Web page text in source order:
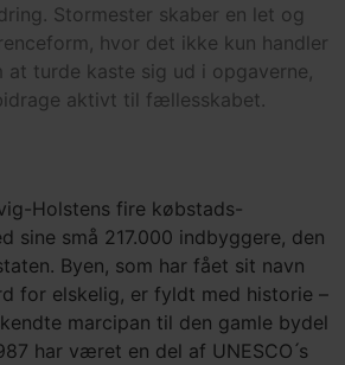
Stormester skaber en let og
hvor det ikke kun handler
at turde kaste sig ud i opgaverne,
aktivt til fællesskabet.
Holstens fire købstads-
sine små 217.000 indbyggere, den
Byen, som har fået sit navn
for elskelig, er fyldt med historie –
marcipan til den gamle bydel
har været en del af UNESCO ́s